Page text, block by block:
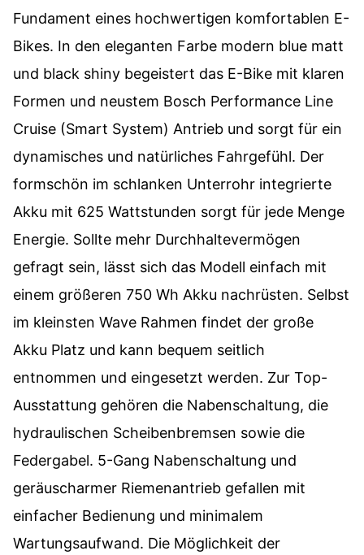
Fundament eines hochwertigen komfortablen E-
Bikes. In den eleganten Farbe modern blue matt
und black shiny begeistert das E-Bike mit klaren
Formen und neustem Bosch Performance Line
Cruise (Smart System) Antrieb und sorgt für ein
dynamisches und natürliches Fahrgefühl. Der
formschön im schlanken Unterrohr integrierte
Akku mit 625 Wattstunden sorgt für jede Menge
Energie. Sollte mehr Durchhaltevermögen
gefragt sein, lässt sich das Modell einfach mit
einem größeren 750 Wh Akku nachrüsten. Selbst
im kleinsten Wave Rahmen findet der große
Akku Platz und kann bequem seitlich
entnommen und eingesetzt werden. Zur Top-
Ausstattung gehören die Nabenschaltung, die
hydraulischen Scheibenbremsen sowie die
Federgabel. 5-Gang Nabenschaltung und
geräuscharmer Riemenantrieb gefallen mit
einfacher Bedienung und minimalem
Wartungsaufwand. Die Möglichkeit der